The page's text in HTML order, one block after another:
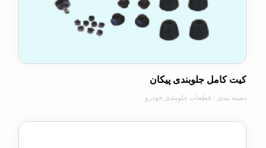
جلوبندی پیکان
: قطعات جلوبندی خودرو